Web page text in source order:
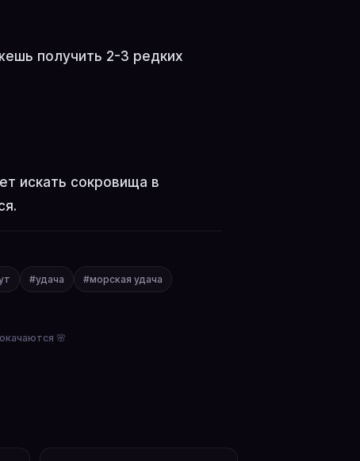
получить 2-3 редких
искать сокровища в
#удача #морская удача
🌸